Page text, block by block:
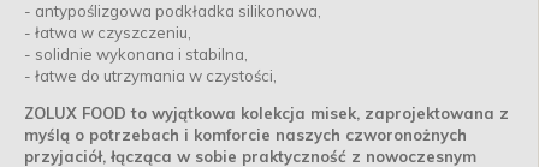
- antypoślizgowa podkładka silikonowa,
- łatwa w czyszczeniu,
- solidnie wykonana i stabilna,
- łatwe do utrzymania w czystości,
ZOLUX FOOD to wyjątkowa kolekcja misek, zaprojektowana z
myślą o potrzebach i komforcie naszych czworonożnych
przyjaciół, łącząca w sobie praktyczność z nowoczesnym